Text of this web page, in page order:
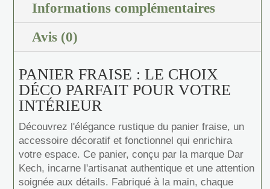
Informations complémentaires
Avis (0)
PANIER FRAISE : LE CHOIX
DÉCO PARFAIT POUR VOTRE
INTÉRIEUR
Découvrez l'élégance rustique du panier fraise, un
accessoire décoratif et fonctionnel qui enrichira
votre espace. Ce panier, conçu par la marque Dar
Kech, incarne l'artisanat authentique et une attention
soignée aux détails. Fabriqué à la main, chaque